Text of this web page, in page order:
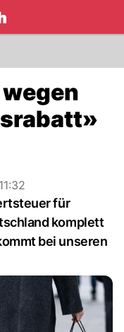
für
komplett
bei unseren